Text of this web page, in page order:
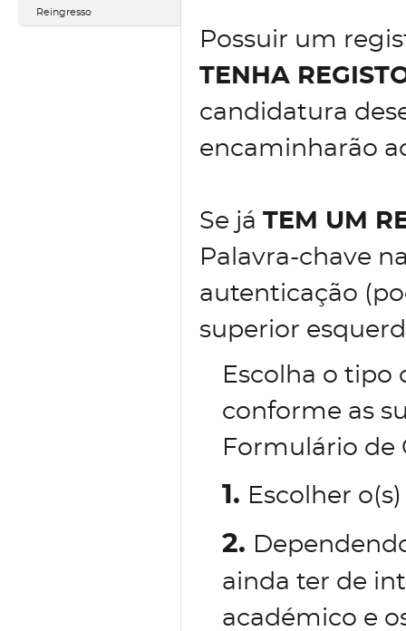
Reingresso
Possuir um
TENHA
candidatura
encaminharão
Se já TEM UM
Palavra-chave
autenticação
superior
Escolha o tipo
conforme as
Formulário de
1. Escolher
2.
ainda ter de
académico e